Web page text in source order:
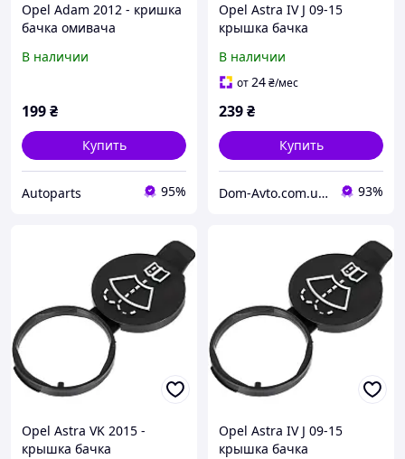
Opel Adam 2012 - кришка
бачка омивача
В наличии
199₴
Купить
Autoparts 95%
Opel Astra IV J 09-15
крышка бачка
В наличии
от24₴/мес
239₴
Купить
Dom-Avto.com.ua - Запчастини та аксесуари за вигідною ціною 93%
Opel Astra VK 2015 -
крышка бачка
Opel Astra IV J 09-15
крышка бачка